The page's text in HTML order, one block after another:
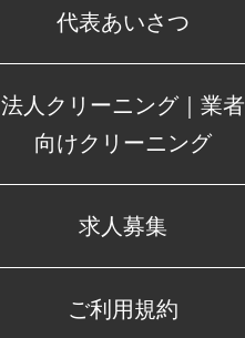
代表あいさつ
法人クリーニング｜業者
向けクリーニング
求人募集
ご利用規約